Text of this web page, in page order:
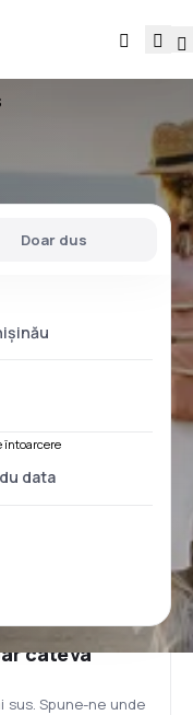
Doar dus
întoarcere
câteva
Spune-ne unde